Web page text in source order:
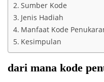
Sumber Kode
Jenis Hadiah
Manfaat Kode
Kesimpulan
dari mana kode